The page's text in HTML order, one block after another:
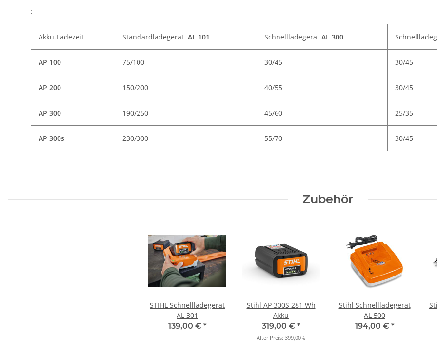
:
Akku-Ladezeit Standardladegerät AL 101 Schnellladegerät AL 300
AP 100 75/100 30/45 30/45
AP 200 150/200 40/55 30/45
AP 300 190/250 45/60 25/35
AP 300s 230/300 55/70 30/45
Zubehör
STIHL Schnellladegerät
AL 301
139,00 € *
Stihl AP 300S 281 Wh
Akku
319,00 € *
Alter Preis: 399,00 €
Stihl Schnellladegerät
AL 500
194,00 € *